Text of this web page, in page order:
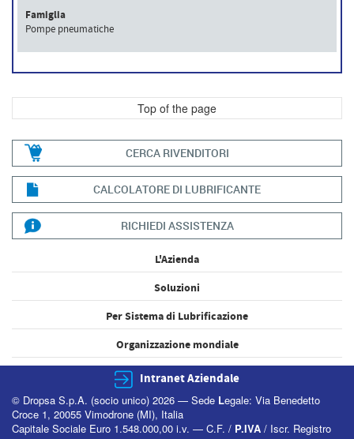
Famiglia
Pompe pneumatiche
Top of the page
CERCA RIVENDITORI
CALCOLATORE DI LUBRIFICANTE
RICHIEDI ASSISTENZA
L'Azienda
Soluzioni
Per Sistema di Lubrificazione
Organizzazione mondiale
Intranet Aziendale
© Dropsa S.p.A. (socio unico) 2026 — Sede Legale: Via Benedetto
Croce 1, 20055 Vimodrone (MI), Italia
Capitale Sociale Euro 1.548.000,00 i.v. — C.F. / P.IVA / Iscr. Registro